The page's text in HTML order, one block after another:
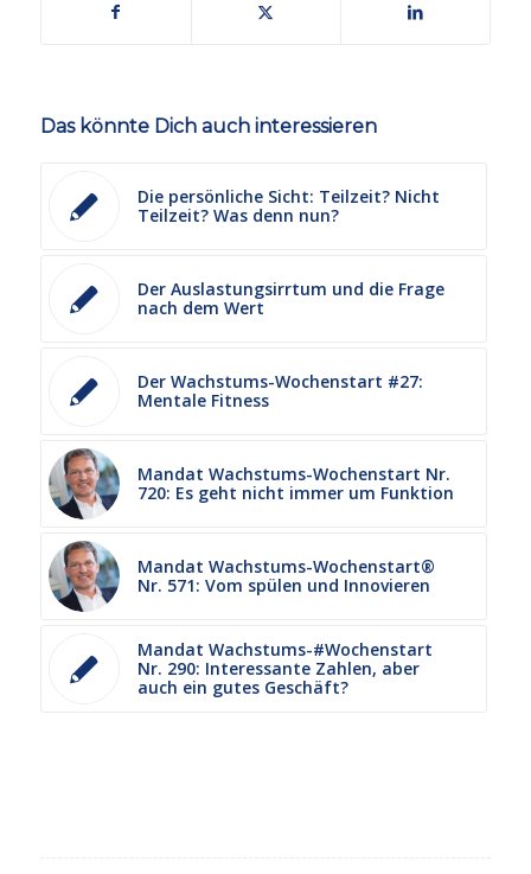
Das könnte Dich auch interessieren
Die persönliche Sicht: Teilzeit? Nicht
Teilzeit? Was denn nun?
Der Auslastungsirrtum und die Frage
nach dem Wert
Der Wachstums-Wochenstart #27:
Mentale Fitness
Mandat Wachstums-Wochenstart Nr.
720: Es geht nicht immer um Funktion
Mandat Wachstums-Wochenstart®
Nr. 571: Vom spülen und Innovieren
Mandat Wachstums-#Wochenstart
Nr. 290: Interessante Zahlen, aber
auch ein gutes Geschäft?